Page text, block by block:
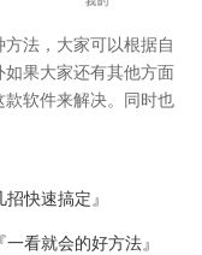
方法，大家可以根据自
果大家还有其他方面
软件来解决。同时也
快速搞定』
看就会的好方法』